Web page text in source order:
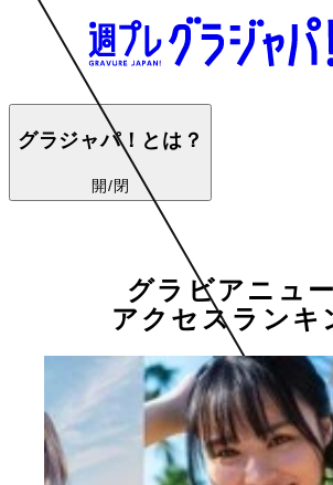
グラジャパ！とは？
開/閉
グラビアニュ
アクセスランキ